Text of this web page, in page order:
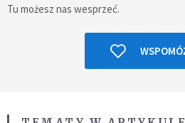
Tu możesz nas wesprzeć.